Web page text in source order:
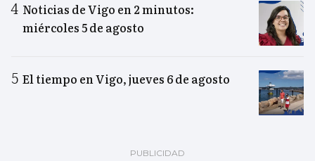
Noticias de Vigo en 2 minutos:
miércoles 5 de agosto
El tiempo en Vigo, jueves 6 de agosto